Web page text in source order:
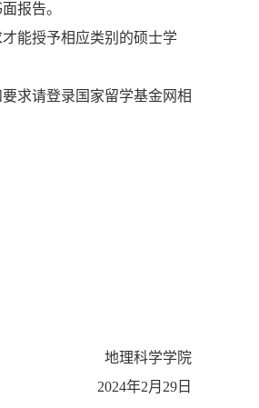
报告。
能授予相应类别的硕士学
求请登录国家留学基金网相
地理科学学院
2024年2月29日